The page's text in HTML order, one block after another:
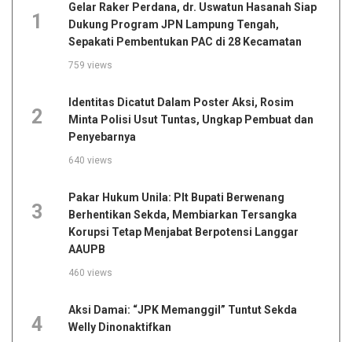
1
Gelar Raker Perdana, dr. Uswatun Hasanah Siap
Dukung Program JPN Lampung Tengah,
Sepakati Pembentukan PAC di 28 Kecamatan
759 views
2
Identitas Dicatut Dalam Poster Aksi, Rosim
Minta Polisi Usut Tuntas, Ungkap Pembuat dan
Penyebarnya
640 views
3
Pakar Hukum Unila: Plt Bupati Berwenang
Berhentikan Sekda, Membiarkan Tersangka
Korupsi Tetap Menjabat Berpotensi Langgar
AAUPB
460 views
4
Aksi Damai: “JPK Memanggil” Tuntut Sekda
Welly Dinonaktifkan